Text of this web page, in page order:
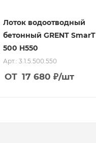
Лоток водоотводный
бетонный GRENT SmarT
500 H550
Арт.: 3.1.5.500.550
ОТ 17 680 ₽/шт